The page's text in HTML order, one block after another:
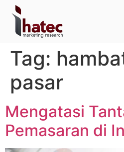
Tag:
pasar
Mengatasi
Pemasaran di